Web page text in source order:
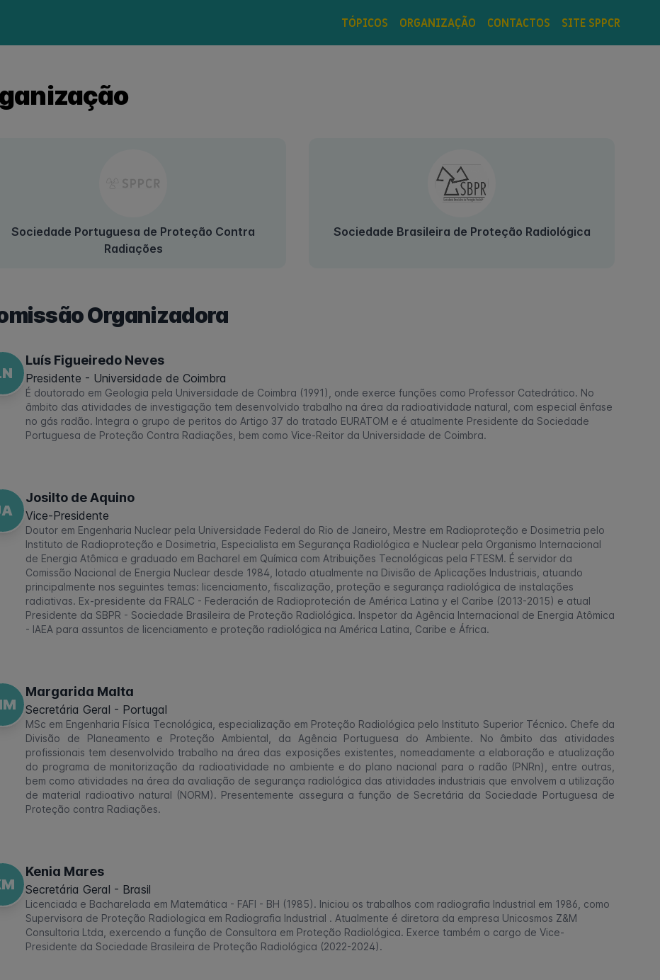
TÓPICOS ORGANIZAÇÃO CONTACTOS SITE SPPCR
Sociedade Portuguesa de Proteção Contra
Radiações
Sociedade Brasileira de Proteção Radiológica
Organizadora
Luís Figueiredo Neves
Presidente - Universidade de Coimbra
É doutorado em Geologia pela Universidade de Coimbra (1991), onde exerce funções como Professor Catedrático. No
âmbito das atividades de investigação tem desenvolvido trabalho na área da radioatividade natural, com especial ênfase
no gás radão. Integra o grupo de peritos do Artigo 37 do tratado EURATOM e é atualmente Presidente da Sociedade
Portuguesa de Proteção Contra Radiações, bem como Vice-Reitor da Universidade de Coimbra.
Josilto de Aquino
Vice-Presidente
Doutor em Engenharia Nuclear pela Universidade Federal do Rio de Janeiro, Mestre em Radioproteção e Dosimetria pelo
Instituto de Radioproteção e Dosimetria, Especialista em Segurança Radiológica e Nuclear pela Organismo Internacional
de Energia Atômica e graduado em Bacharel em Química com Atribuições Tecnológicas pela FTESM. É servidor da
Comissão Nacional de Energia Nuclear desde 1984, lotado atualmente na Divisão de Aplicações Industriais, atuando
principalmente nos seguintes temas: licenciamento, fiscalização, proteção e segurança radiológica de instalações
radiativas. Ex-presidente da FRALC - Federación de Radioproteción de América Latina y el Caribe (2013-2015) e atual
Presidente da SBPR - Sociedade Brasileira de Proteção Radiológica. Inspetor da Agência Internacional de Energia Atômica
- IAEA para assuntos de licenciamento e proteção radiológica na América Latina, Caribe e África.
Margarida Malta
Secretária Geral - Portugal
MSc em Engenharia Física Tecnológica, especialização em Proteção Radiológica pelo Instituto Superior Técnico. Chefe da
Divisão de Planeamento e Proteção Ambiental, da Agência Portuguesa do Ambiente. No âmbito das atividades
profissionais tem desenvolvido trabalho na área das exposições existentes, nomeadamente a elaboração e atualização
do programa de monitorização da radioatividade no ambiente e do plano nacional para o radão (PNRn), entre outras,
bem como atividades na área da avaliação de segurança radiológica das atividades industriais que envolvem a utilização
de material radioativo natural (NORM). Presentemente assegura a função de Secretária da Sociedade Portuguesa de
Proteção contra Radiações.
Kenia Mares
Secretária Geral - Brasil
Licenciada e Bacharelada em Matemática - FAFI - BH (1985). Iniciou os trabalhos com radiografia Industrial em 1986, como
Supervisora de Proteção Radiologica em Radiografia Industrial . Atualmente é diretora da empresa Unicosmos Z&M
Consultoria Ltda, exercendo a função de Consultora em Proteção Radiológica. Exerce também o cargo de Vice-
Presidente da Sociedade Brasileira de Proteção Radiológica (2022-2024).